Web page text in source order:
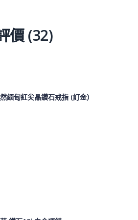
價(32)
緬甸紅尖晶鑽石戒指 (訂金）